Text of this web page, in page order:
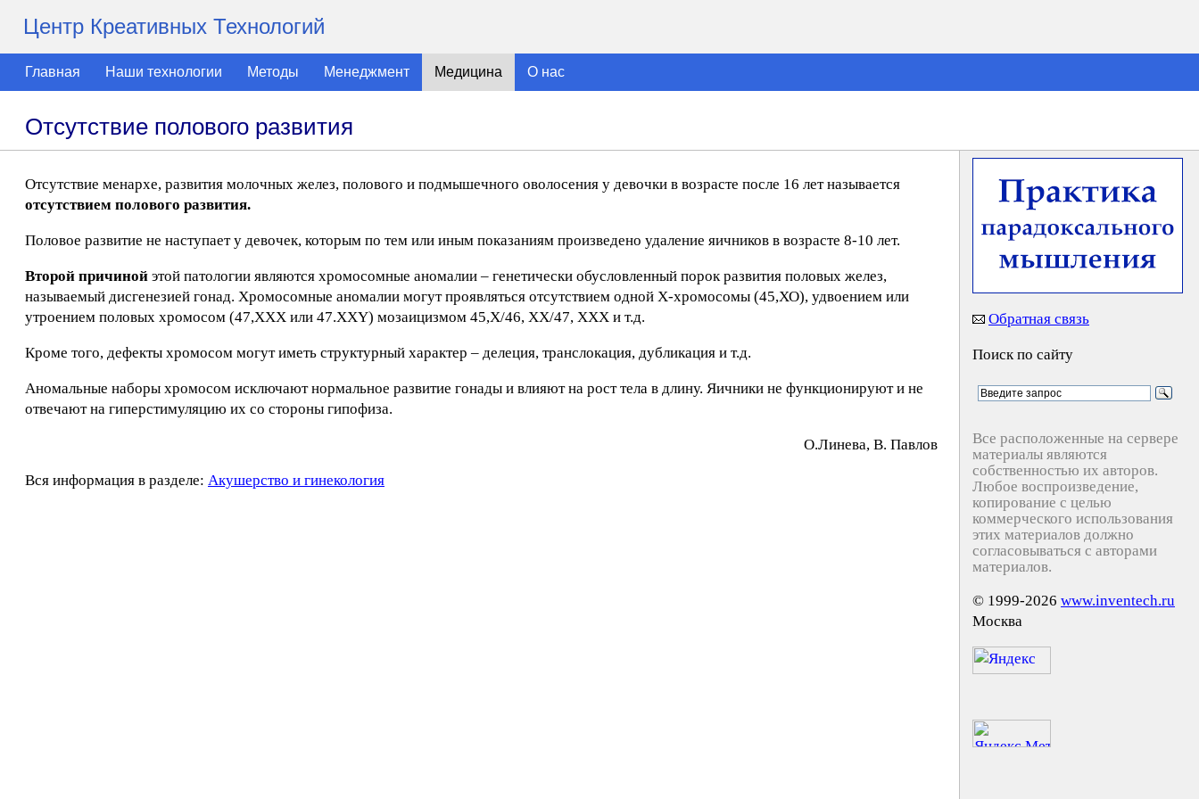
Центр Креативных Технологий
Главная Наши технологии Методы Менеджмент Медицина О нас
Отсутствие полового развития
Отсутствие менархе, развития молочных желез, полового и подмышечного оволосения у девочки в возрасте после 16 лет называется
отсутствием полового развития.
Половое развитие не наступает у девочек, которым по тем или иным показаниям произведено удаление яичников в возрасте 8-10 лет.
Второй причиной этой патологии являются хромосомные аномалии – генетически обусловленный порок развития половых желез,
называемый дисгенезией гонад. Хромосомные аномалии могут проявляться отсутствием одной Х-хромосомы (45,ХО), удвоением или
утроением половых хромосом (47,ХХХ или 47.XXY) мозаицизмом 45,Х/46, ХХ/47, XXX и т.д.
Кроме того, дефекты хромосом могут иметь структурный характер – делеция, транслокация, дубликация и т.д.
Аномальные наборы хромосом исключают нормальное развитие гонады и влияют на рост тела в длину. Яичники не функционируют и не
отвечают на гиперстимуляцию их со стороны гипофиза.
O.Линeвa, B. Пaвлoв
Вся информация в разделе: Акушерство и гинекология
Обратная связь
Поиск по сайту
Все расположенные на сервере
материалы являются
собственностью их авторов.
Любое воспроизведение,
копирование с целью
коммерческого использования
этих материалов должно
согласовываться с авторами
материалов.
© 1999-2026 www.inventech.ru
Москва